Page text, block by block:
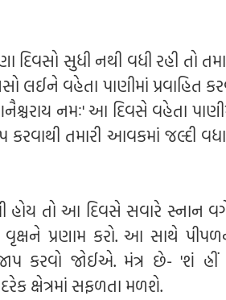
દિવસો સુધી નથી વધી રહી તો
લઈને વહેતા પાણીમાં પ્રવાહિત
નમઃ' આ દિવસે વહેતા
કરવાથી તમારી આવકમાં જલ્દી
હોય તો આ દિવસે સવારે સ્નાન
પ્રણામ કરો. આ સાથે
કરવો જોઈએ. મંત્ર છે- 'શં
ક્ષેત્રમાં સફળતા મળશે.